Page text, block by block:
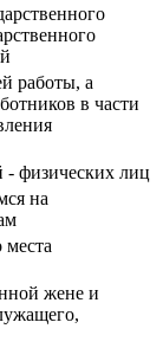
работы, а
в части
- физических лиц
на
места
жене и